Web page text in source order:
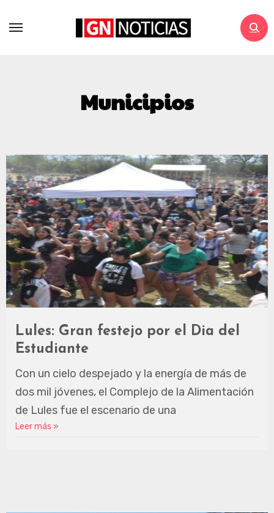
Municipios
Lules: Gran festejo por el Dia del
Estudiante
Con un cielo despejado y la energía de más de
dos mil jóvenes, el Complejo de la Alimentación
de Lules fue el escenario de una
Leer más »